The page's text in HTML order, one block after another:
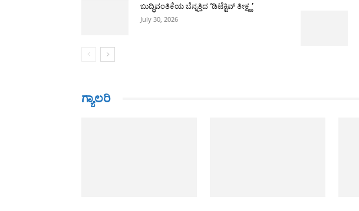
ಬುದ್ಧಿವಂತಿಕೆಯ ಬೆನ್ನತ್ತಿದ ‘ಡಿಟೆಕ್ಟಿವ್ ತೀಕ್ಷ್ಣ’
July 30, 2026
ಗ್ಯಾಲರಿ